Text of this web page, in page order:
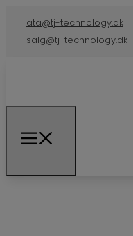
ata@tj-technology.dk
salg@tj-technology.dk